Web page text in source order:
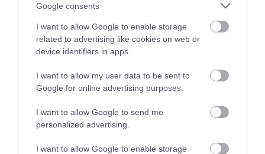
Google consents
I want to allow Google to enable storage
related to advertising like cookies on web or
device identifiers in apps.
I want to allow my user data to be sent to
Google for online advertising purposes.
I want to allow Google to send me
personalized advertising.
I want to allow Google to enable storage